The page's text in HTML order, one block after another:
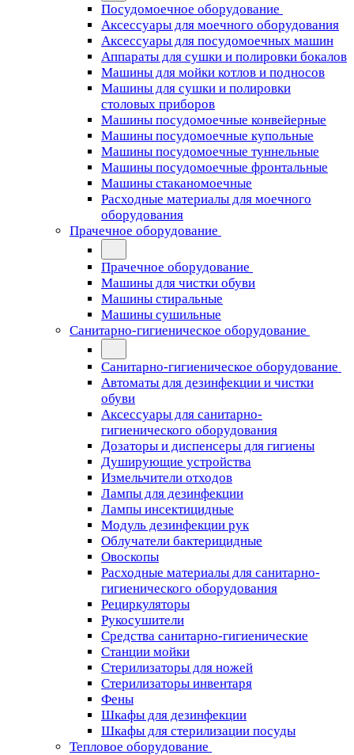
Посудомоечное оборудование
Аксессуары для моечного оборудования
Аксессуары для посудомоечных машин
Аппараты для сушки и полировки бокалов
Машины для мойки котлов и подносов
Машины для сушки и полировки
столовых приборов
Машины посудомоечные конвейерные
Машины посудомоечные купольные
Машины посудомоечные туннельные
Машины посудомоечные фронтальные
Машины стаканомоечные
Расходные материалы для моечного
оборудования
Прачечное оборудование
Прачечное оборудование
Машины для чистки обуви
Машины стиральные
Машины сушильные
Санитарно-гигиеническое оборудование
Санитарно-гигиеническое оборудование
Автоматы для дезинфекции и чистки
обуви
Аксессуары для санитарно-
гигиенического оборудования
Дозаторы и диспенсеры для гигиены
Душирующие устройства
Измельчители отходов
Лампы для дезинфекции
Лампы инсектицидные
Модуль дезинфекции рук
Облучатели бактерицидные
Овоскопы
Расходные материалы для санитарно-
гигиенического оборудования
Рециркуляторы
Рукосушители
Средства санитарно-гигиенические
Станции мойки
Стерилизаторы для ножей
Стерилизаторы инвентаря
Фены
Шкафы для дезинфекции
Шкафы для стерилизации посуды
Тепловое оборудование